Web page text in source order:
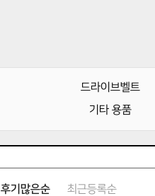
드라이브벨트
기타 용품
후기많은순 최근등록순